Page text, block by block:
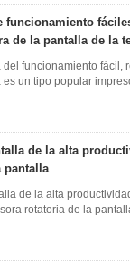
funcionamiento
de la pantalla de la
del funcionamiento
un tipo popular
de la alta
pantalla
de la alta
rotatoria de la